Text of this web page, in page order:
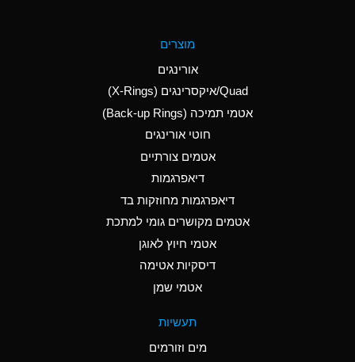
Aluminum Nitrate
(Aqueous)
Aluminum Phosphate
Ammonia Anhydrous
A
Ammonia Gas (cold)
A
Ammonia Gas (hot)
מוצרים
אורינגים
Quad/איקסרינגים (X-Rings)
אטמי תמיכה (Back-up Rings)
חוטי אורינגים
אטמים צורתיים
דיאפרגמות
דיאפרגמות מחוזקות בד
אטמים מקושרים גומי למתכת
אטמי חיוץ לאוגן
דיסקיות אטימה
אטמי שמן
תעשיות
מים וזורמים